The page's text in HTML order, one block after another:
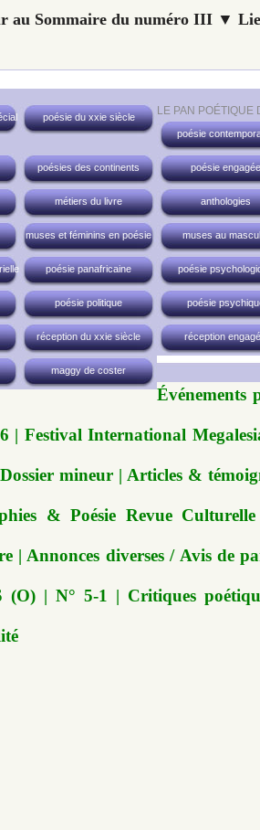
au Sommaire du numéro III ▼
LE PAN POÉTIQUE
poésie du xxie siècle
poésie
poésies des continents poésie engagée
métiers du livre anthologies
muses et féminins en poésie muses au
poésie panafricaine poésie
poésie politique poésie
réception du xxie siècle réception
maggy de coster
Événements
| Festival International
mineur | Articles &
& Poésie Revue
| Annonces diverses / Avis de
(O) | N° 5-1 | Critiques